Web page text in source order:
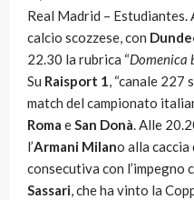
Real Madrid –
calcio scozzese, con
22.30 la rubrica “Domenica
Su Raisport 1, “canale 227
match del campionato
Roma eSan Donà. Alle
l’Armani Milano alla
consecutiva con l’impegno
Sassari, che ha vinto la